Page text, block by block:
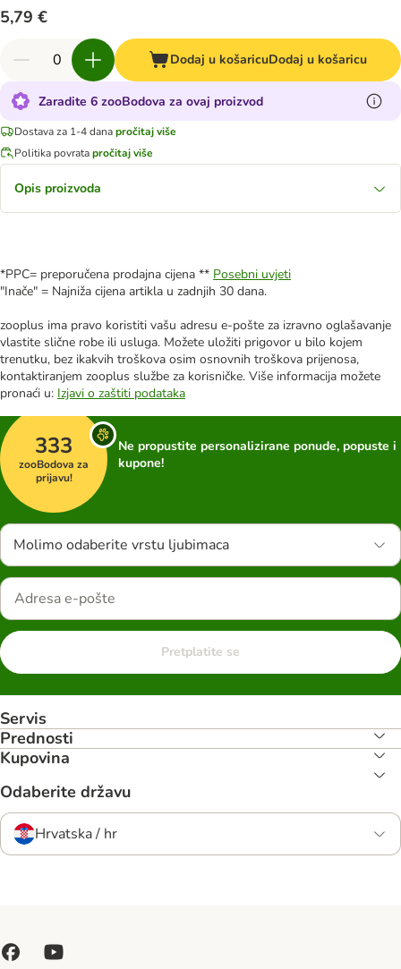
5,79 €
Dodaj u košaricuDodaj u košaricu
Zaradite 6 zooBodova za ovaj proizvod
Dostava za 1-4 danapročitaj više
Politika povratapročitaj više
Opis proizvoda
*PPC= preporučena prodajna cijena ** Posebni uvjeti
"Inače" = Najniža cijena artikla u zadnjih 30 dana.
zooplus ima pravo koristiti vašu adresu e-pošte za izravno oglašavanje
vlastite slične robe ili usluga. Možete uložiti prigovor u bilo kojem
trenutku, bez ikakvih troškova osim osnovnih troškova prijenosa,
kontaktiranjem zooplus službe za korisničke. Više informacija možete
pronaći u: Izjavi o zaštiti podataka
333
zooBodova za
prijavu!
Ne propustite personalizirane ponude, popuste i
kupone!
Molimo odaberite vrstu ljubimaca
Pretplatite se
Servis
Prednosti
Kupovina
Odaberite državu
Hrvatska / hr